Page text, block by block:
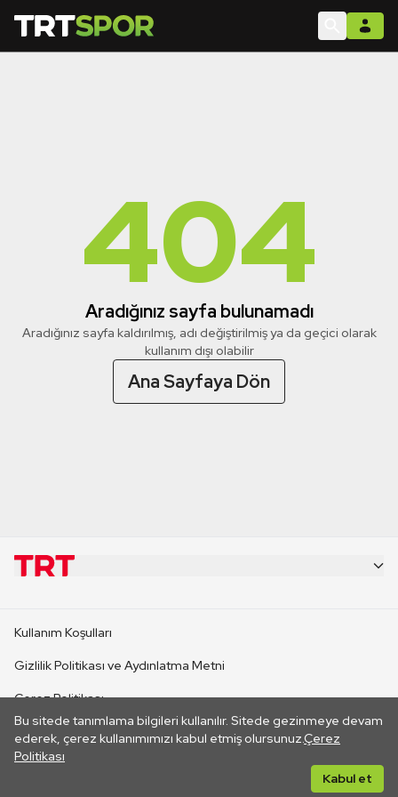
404
Aradığınız sayfa bulunamadı
Aradığınız sayfa kaldırılmış, adı değiştirilmiş ya da geçici olarak
kullanım dışı olabilir
Ana Sayfaya Dön
Bu sitede tanımlama bilgileri kullanılır. Sitede gezinmeye devam
ederek, çerez kullanımımızı kabul etmiş olursunuz.Çerez
Politikası
Kabul et
CANLI YAYINLAR
Kullanım Koşulları
Gizlilik Politikası ve Aydınlatma Metni
Çerez Politikası
İletişim
Her hakkı saklıdır. ©2026 TRT. Bağlantı yoluyla gidilen dış